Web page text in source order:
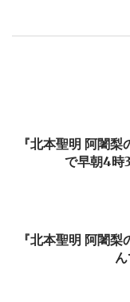
稿
ビ
『北本聖明 阿闍
で早朝4時
『北本聖明 阿闍